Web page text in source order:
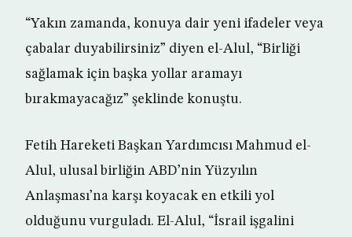
“Yakın zamanda, konuya dair yeni ifadeler veya
çabalar duyabilirsiniz” diyen el-Alul, “Birliği
sağlamak için başka yollar aramayı
bırakmayacağız” şeklinde konuştu.
Fetih Hareketi Başkan Yardımcısı Mahmud el-
Alul, ulusal birliğin ABD’nin Yüzyılın
Anlaşması’na karşı koyacak en etkili yol
olduğunu vurguladı. El-Alul, “İsrail işgalini